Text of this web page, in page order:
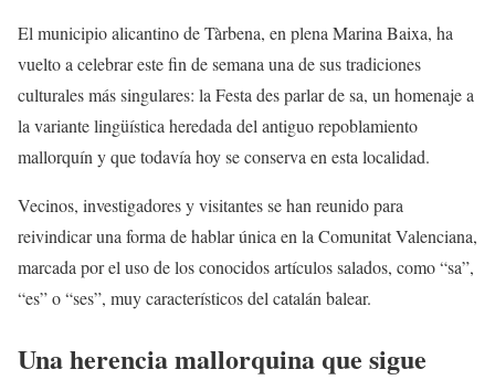
El municipio alicantino de Tàrbena, en plena Marina Baixa, ha
vuelto a celebrar este fin de semana una de sus tradiciones
culturales más singulares: la Festa des parlar de sa, un homenaje a
la variante lingüística heredada del antiguo repoblamiento
mallorquín y que todavía hoy se conserva en esta localidad.
Vecinos, investigadores y visitantes se han reunido para
reivindicar una forma de hablar única en la Comunitat Valenciana,
marcada por el uso de los conocidos artículos salados, como “sa”,
“es” o “ses”, muy característicos del catalán balear.
Una herencia mallorquina que sigue